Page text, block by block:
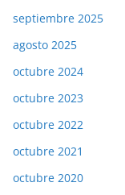
septiembre 2025
agosto 2025
octubre 2024
octubre 2023
octubre 2022
octubre 2021
octubre 2020